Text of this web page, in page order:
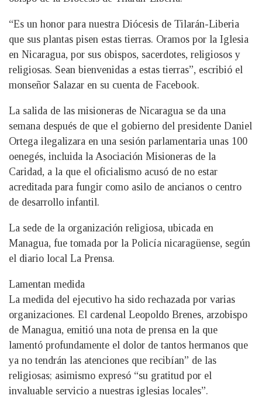
“Es un honor para nuestra Diócesis de Tilarán-Liberia
que sus plantas pisen estas tierras. Oramos por la Iglesia
en Nicaragua, por sus obispos, sacerdotes, religiosos y
religiosas. Sean bienvenidas a estas tierras”, escribió el
monseñor Salazar en su cuenta de Facebook.
La salida de las misioneras de Nicaragua se da una
semana después de que el gobierno del presidente Daniel
Ortega ilegalizara en una sesión parlamentaria unas 100
oenegés, incluida la Asociación Misioneras de la
Caridad, a la que el oficialismo acusó de no estar
acreditada para fungir como asilo de ancianos o centro
de desarrollo infantil.
La sede de la organización religiosa, ubicada en
Managua, fue tomada por la Policía nicaragüense, según
el diario local La Prensa.
Lamentan medida
La medida del ejecutivo ha sido rechazada por varias
organizaciones. El cardenal Leopoldo Brenes, arzobispo
de Managua, emitió una nota de prensa en la que
lamentó profundamente el dolor de tantos hermanos que
ya no tendrán las atenciones que recibían” de las
religiosas; asimismo expresó “su gratitud por el
invaluable servicio a nuestras iglesias locales”.